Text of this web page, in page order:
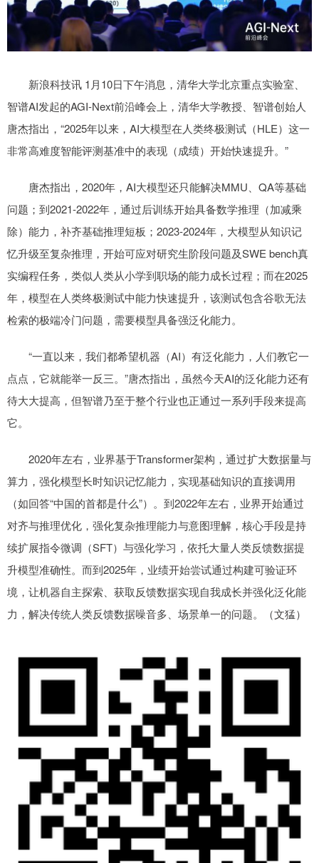
新浪科技讯 1月10日下午消息，清华大学北京重点实验室、
智谱AI发起的AGI-Next前沿峰会上，清华大学教授、智谱创始人
唐杰指出，“2025年以来，AI大模型在人类终极测试（HLE）这一
非常高难度智能评测基准中的表现（成绩）开始快速提升。”
唐杰指出，2020年，AI大模型还只能解决MMU、QA等基础
问题；到2021-2022年，通过后训练开始具备数学推理（加减乘
除）能力，补齐基础推理短板；2023-2024年，大模型从知识记
忆升级至复杂推理，开始可应对研究生阶段问题及SWE bench真
实编程任务，类似人类从小学到职场的能力成长过程；而在2025
年，模型在人类终极测试中能力快速提升，该测试包含谷歌无法
检索的极端冷门问题，需要模型具备强泛化能力。
“一直以来，我们都希望机器（AI）有泛化能力，人们教它一
点点，它就能举一反三。”唐杰指出，虽然今天AI的泛化能力还有
待大大提高，但智谱乃至于整个行业也正通过一系列手段来提高
它。
2020年左右，业界基于Transformer架构，通过扩大数据量与
算力，强化模型长时知识记忆能力，实现基础知识的直接调用
（如回答“中国的首都是什么”）。到2022年左右，业界开始通过
对齐与推理优化，强化复杂推理能力与意图理解，核心手段是持
续扩展指令微调（SFT）与强化学习，依托大量人类反馈数据提
升模型准确性。而到2025年，业绩开始尝试通过构建可验证环
境，让机器自主探索、获取反馈数据实现自我成长并强化泛化能
力，解决传统人类反馈数据噪音多、场景单一的问题。（文猛）